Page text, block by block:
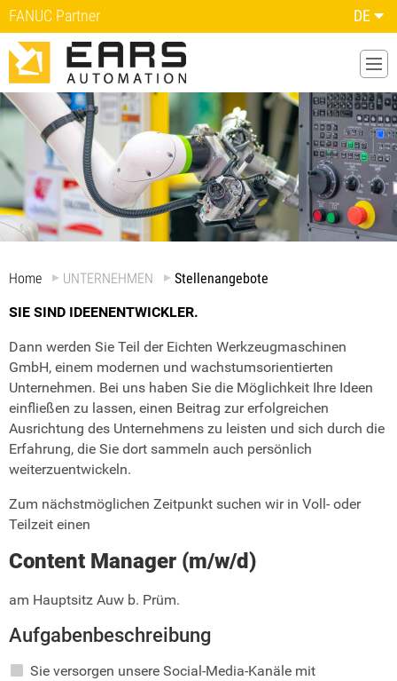
Home UNTERNEHMEN
Stellenangebote
SIE SIND IDEENENTWICKLER.
Dann werden Sie Teil der Eichten Werkzeugmaschinen
GmbH, einem modernen und wachstumsorientierten
Unternehmen. Bei uns haben Sie die Möglichkeit Ihre Ideen
einfließen zu lassen, einen Beitrag zur erfolgreichen
Ausrichtung des Unternehmens zu leisten und sich durch die
Erfahrung, die Sie dort sammeln auch persönlich
weiterzuentwickeln.
Zum nächstmöglichen Zeitpunkt suchen wir in Voll- oder
Teilzeit einen
Content Manager (m/w/d)
am Hauptsitz Auw b. Prüm.
Aufgabenbeschreibung
Sie versorgen unsere Social-Media-Kanäle mit
FANUC Partner DE